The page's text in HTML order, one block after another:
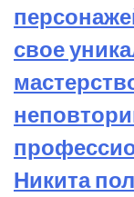
свое
Никита